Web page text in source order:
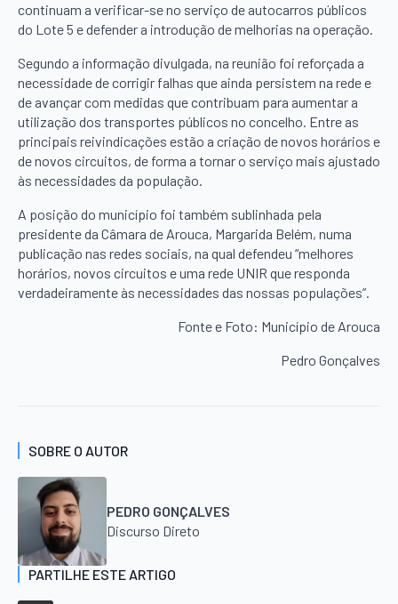
continuam a verificar-se no serviço de autocarros públicos
do Lote 5 e defender a introdução de melhorias na operação.
Segundo a informação divulgada, na reunião foi reforçada a
necessidade de corrigir falhas que ainda persistem na rede e
de avançar com medidas que contribuam para aumentar a
utilização dos transportes públicos no concelho. Entre as
principais reivindicações estão a criação de novos horários e
de novos circuitos, de forma a tornar o serviço mais ajustado
às necessidades da população.
A posição do município foi também sublinhada pela
presidente da Câmara de Arouca, Margarida Belém, numa
publicação nas redes sociais, na qual defendeu “melhores
horários, novos circuitos e uma rede UNIR que responda
verdadeiramente às necessidades das nossas populações”.
Fonte e Foto: Município de Arouca
Pedro Gonçalves
SOBRE O AUTOR
PEDRO GONÇALVES
Discurso Direto
PARTILHE ESTE ARTIGO